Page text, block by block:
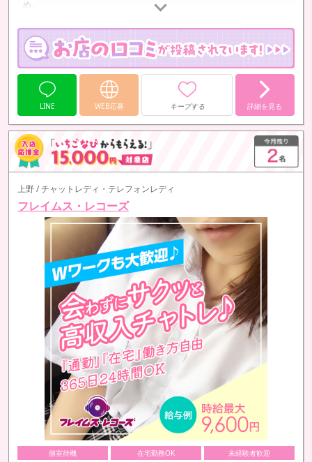
め。
LINE WEB応募 キープする 詳細を見る
上野 / チャットレディ・テレフォンレディ
フレイムス・レコーズ
個室待機 在宅勤務OK
未経験者歓迎